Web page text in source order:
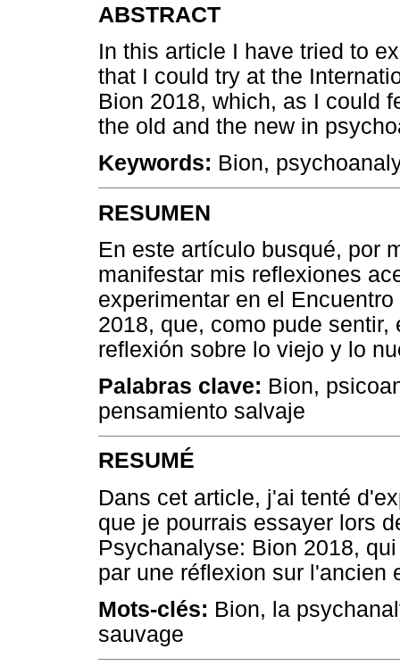
ABSTRACT
In this article I have tried to
that I could try at the
Bion 2018, which, as I could
the old and the new in
Keywords: Bion,
RESUMEN
En este artículo busqué, por
manifestar mis reflexiones
experimentar en el
2018, que, como pude
reflexión sobre lo viejo y lo
Palabras clave: Bion,
pensamiento salvaje
RESUMÉ
Dans cet article, j'ai tenté
que je pourrais essayer lors
Psychanalyse: Bion 2018,
par une réflexion sur l'ancien
Mots-clés: Bion, la
sauvage